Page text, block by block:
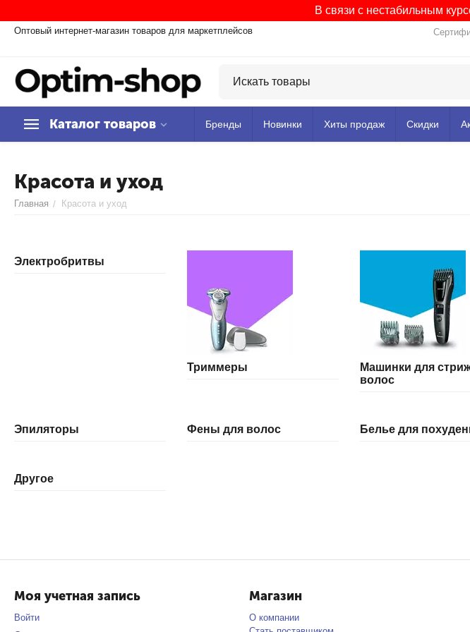
В связи с нестабильным
Оптовый интернет-магазин товаров для маркетплейсов
Каталог товаров Бренды Новинки Хиты продаж Скидки
Красота и уход
Главная / Красота и уход
Электробритвы
Триммеры
Машинки для
волос
Эпиляторы Фены для волос Белье для
Другое
Моя учетная запись
Войти
Магазин
О компании